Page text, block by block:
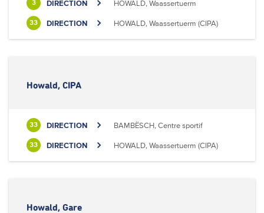
3 DIRECTION HOWALD, Waassertuerm
33 DIRECTION HOWALD, Waassertuerm (CIPA)
Howald, CIPA
33 DIRECTION BAMBËSCH, Centre sportif
33 DIRECTION HOWALD, Waassertuerm (CIPA)
Howald, Gare